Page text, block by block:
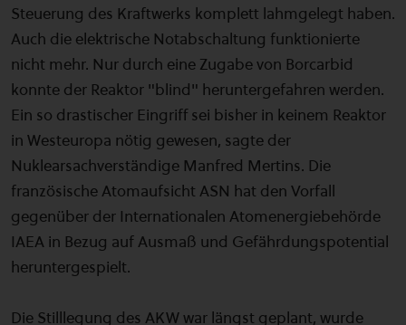
Steuerung des Kraftwerks komplett lahmgelegt haben.
Auch die elektrische Notabschaltung funktionierte
nicht mehr. Nur durch eine Zugabe von Borcarbid
konnte der Reaktor "blind" heruntergefahren werden.
Ein so drastischer Eingriff sei bisher in keinem Reaktor
in Westeuropa nötig gewesen, sagte der
Nuklearsachverständige Manfred Mertins. Die
französische Atomaufsicht ASN hat den Vorfall
gegenüber der Internationalen Atomenergiebehörde
IAEA in Bezug auf Ausmaß und Gefährdungspotential
heruntergespielt.
Die Stilllegung des AKW war längst geplant, wurde